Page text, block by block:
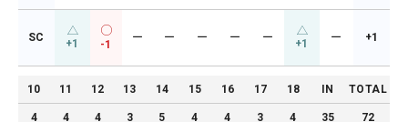
SC +1 -1
ー ー ー ー ー +1 ー +1
10 11 12 13 14 15 16 17 18 IN TOTAL
4 4 4 3 5 4 4 3 4 35 72